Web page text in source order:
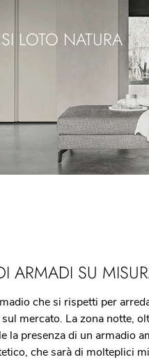
LOTO NATURA
ARMADI SU
che si rispetti per
mercato. La zona notte,
la presenza di un armadio
che sarà di molteplici